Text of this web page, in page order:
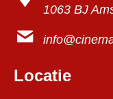
1063 BJ
Locatie